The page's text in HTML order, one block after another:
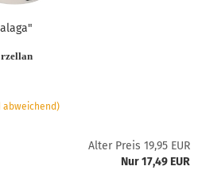
abweichend)
Alter Preis 19,95 EUR
Nur 17,49 EUR